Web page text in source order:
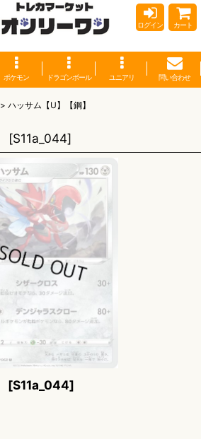
ログイン カート
ポケモン ドラゴンボール ユニアリ 問い合わせ
> ハッサム【U】【鋼】
[S11a_044]
[S11a_044]